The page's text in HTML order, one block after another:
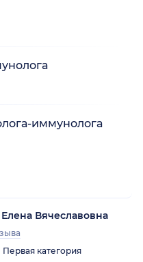
иммунолога
Вячеславовна
Первая категория